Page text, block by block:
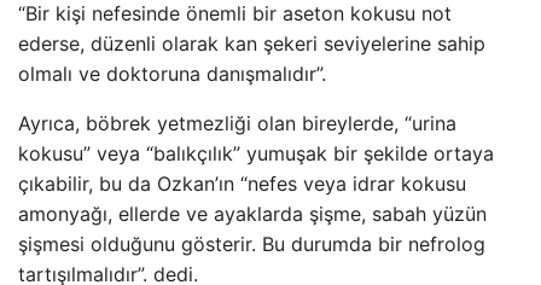
“Bir kişi nefesinde önemli bir aseton kokusu not
ederse, düzenli olarak kan şekeri seviyelerine sahip
olmalı ve doktoruna danışmalıdır”.
Ayrıca, böbrek yetmezliği olan bireylerde, “urina
kokusu” veya “balıkçılık” yumuşak bir şekilde ortaya
çıkabilir, bu da Ozkan’ın “nefes veya idrar kokusu
amonyağı, ellerde ve ayaklarda şişme, sabah yüzün
şişmesi olduğunu gösterir. Bu durumda bir nefrolog
tartışılmalıdır”. dedi.